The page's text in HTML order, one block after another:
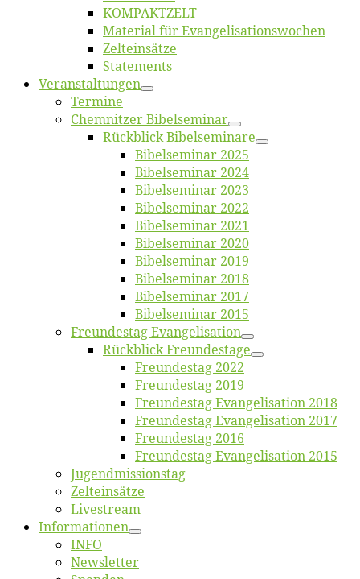
KOMPAKTZELT
Ma­te­ri­al für Evangelisationswochen
Zelt­ein­sät­ze
State­ments
Ver­an­stal­tun­gen
Ter­mi­ne
Chemnit­zer Bibelseminar
Rück­blick Bibelseminare
Bi­bel­se­mi­nar 2025
Bi­bel­se­mi­nar 2024
Bi­bel­se­mi­nar 2023
Bi­bel­se­mi­nar 2022
Bi­bel­se­mi­nar 2021
Bi­bel­se­mi­nar 2020
Bi­bel­se­mi­nar 2019
Bi­bel­se­mi­nar 2018
Bibelsemi­nar 2017
Bibelsemi­nar 2015
Freun­des­tag Evangelisation
Rück­blick Freundestage
Freun­des­tag 2022
Freun­des­tag 2019
Freun­des­tag Evan­ge­li­sa­ti­on 2018
Freun­des­tag Evan­ge­li­sa­ti­on 2017
Freun­des­tag 2016
Freun­des­tag Evan­ge­li­sa­ti­on 2015
Jugend­mis­sions­tag
Zelt­ein­sät­ze
Live­stream
Informatio­nen
INFO
News­let­ter